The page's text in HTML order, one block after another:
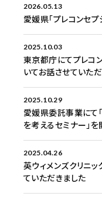
2026.05.13
愛媛県「プレコンセ
2025.10.03
東京都庁にてプレコ
いてお話させていた
2025.10.29
愛媛県委託事業にて
を考えるセミナー」
2025.04.26
英ウィメンズクリニ
ていただきました